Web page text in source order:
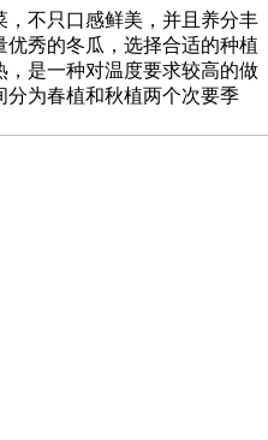
不只口感鲜美，并且养分丰
秀的冬瓜，选择合适的种植
是一种对温度要求较高的做
为春植和秋植两个次要季